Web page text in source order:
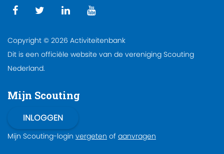
Copyright © 2026 Activiteitenbank
Dit is een officiële website van de vereniging Scouting
Nederland.
Mijn Scouting
Mijn Scouting-login vergeten of aanvragen